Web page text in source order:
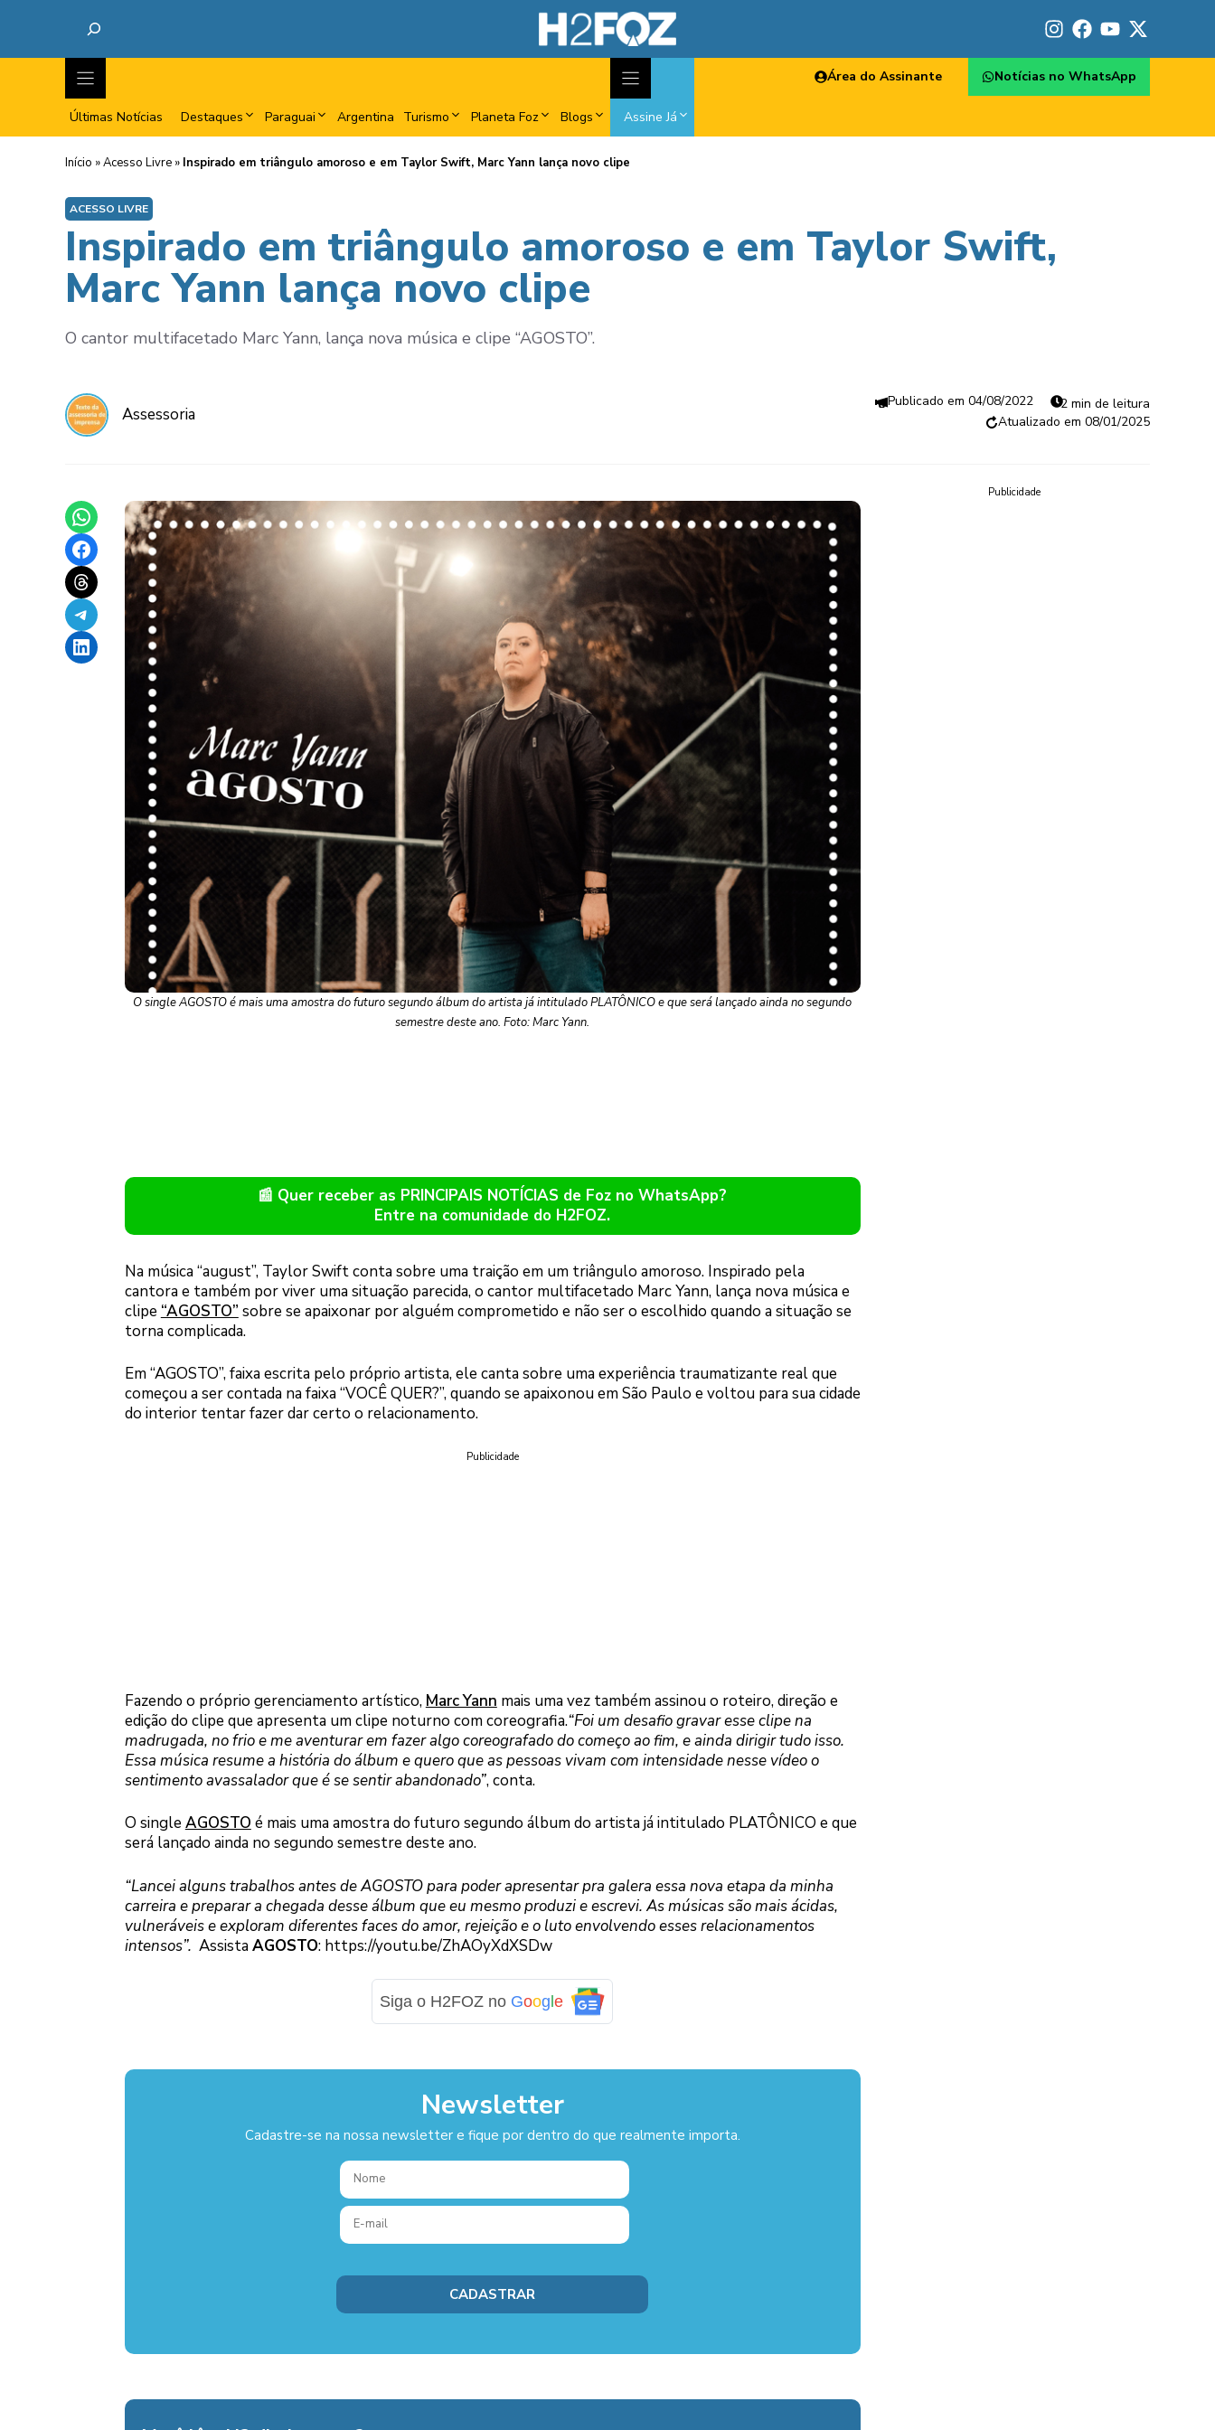
Últimas Notícias Destaques Paraguai Argentina Turismo Planeta Foz Blogs Assine Já
Área do Assinante Notícias no WhatsApp
Início »Acesso Livre » Inspirado em triângulo amoroso e em Taylor Swift, Marc Yann lança novo clipe
ACESSO LIVRE
Inspirado em triângulo amoroso e em Taylor Swift,
Marc Yann lança novo clipe
O cantor multifacetado Marc Yann, lança nova música e clipe “AGOSTO”.
Assessoria
04/08/2022
2 min de leitura
08/01/2025
Share on WhatsApp
Share on Facebook
Share on Threads
Share on Telegram
Share on LinkedIn
O single AGOSTO é mais uma amostra do futuro segundo álbum do artista já intitulado PLATÔNICO e que será lançado ainda no segundo
semestre deste ano. Foto: Marc Yann.
📰 Quer receber as PRINCIPAIS NOTÍCIAS de Foz no WhatsApp?
Entre na comunidade do H2FOZ.
Na música “august”, Taylor Swift conta sobre uma traição em um triângulo amoroso. Inspirado pela
cantora e também por viver uma situação parecida, o cantor multifacetado Marc Yann, lança nova música e
clipe “AGOSTO” sobre se apaixonar por alguém comprometido e não ser o escolhido quando a situação se
torna complicada.
Em “AGOSTO”, faixa escrita pelo próprio artista, ele canta sobre uma experiência traumatizante real que
começou a ser contada na faixa “VOCÊ QUER?”, quando se apaixonou em São Paulo e voltou para sua cidade
do interior tentar fazer dar certo o relacionamento.
Publicidade
Fazendo o próprio gerenciamento artístico, Marc Yann mais uma vez também assinou o roteiro, direção e
edição do clipe que apresenta um clipe noturno com coreografia.“Foi um desafio gravar esse clipe na
madrugada, no frio e me aventurar em fazer algo coreografado do começo ao fim, e ainda dirigir tudo isso.
Essa música resume a história do álbum e quero que as pessoas vivam com intensidade nesse vídeo o
sentimento avassalador que é se sentir abandonado”, conta.
O single AGOSTO é mais uma amostra do futuro segundo álbum do artista já intitulado PLATÔNICO e que
será lançado ainda no segundo semestre deste ano.
“Lancei alguns trabalhos antes de AGOSTO para poder apresentar pra galera essa nova etapa da minha
carreira e preparar a chegada desse álbum que eu mesmo produzi e escrevi. As músicas são mais ácidas,
vulneráveis e exploram diferentes faces do amor, rejeição e o luto envolvendo esses relacionamentos
intensos”. AssistaAGOSTO: https://youtu.be/ZhAOyXdXSDw
Siga o H2FOZ no Goog le
Newsletter
Cadastre-se na nossa newsletter e fique por dentro do que realmente importa.
Publicidade